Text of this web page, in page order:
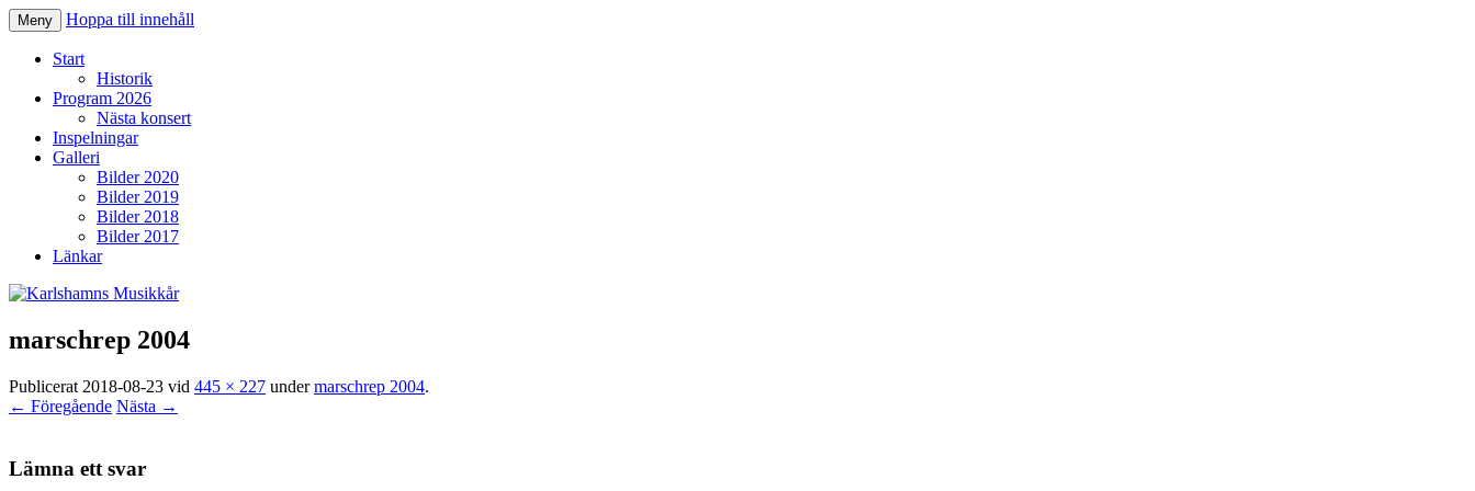
Karlshamns Musikkår
Meny Hoppa till innehåll
Start
Historik
Program 2026
Nästa konsert
Inspelningar
Galleri
Bilder 2020
Bilder 2019
Bilder 2018
Bilder 2017
Länkar
marschrep 2004
Publicerat 2018-08-23 vid 445 × 227 undermarschrep 2004.
← Föregående Nästa →
Lämna ett svar